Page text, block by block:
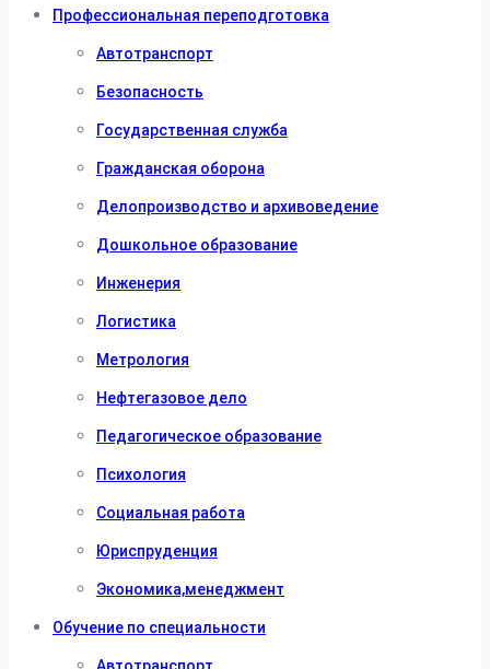
Профессиональная переподготовка
Автотранспорт
Безопасность
Государственная служба
Гражданская оборона
Делопроизводство и архивоведение
Дошкольное образование
Инженерия
Логистика
Метрология
Нефтегазовое дело
Педагогическое образование
Психология
Социальная работа
Юриспруденция
Экономика,менеджмент
Обучение по специальности